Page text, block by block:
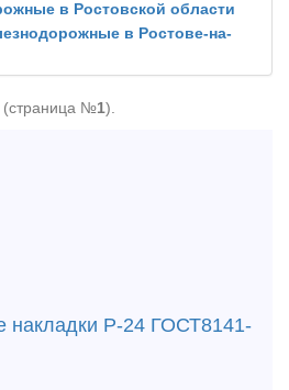
в Ростовской области
в Ростове-на-
(страница №1).
накладки Р-24 ГОСТ8141-